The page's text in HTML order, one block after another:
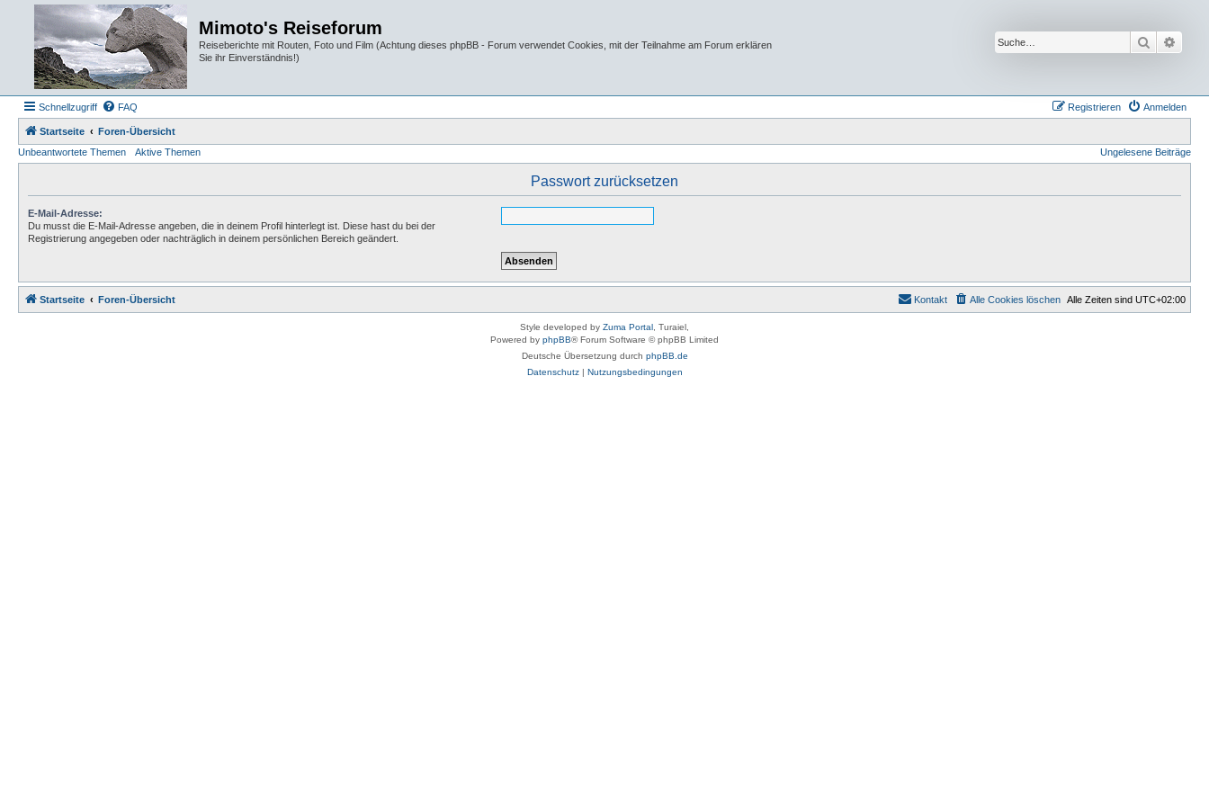
Mimoto's Reiseforum
Reiseberichte mit Routen, Foto und Film (Achtung dieses phpBB - Forum verwendet Cookies, mit der Teilnahme am Forum erklären
Sie ihr Einverständnis!)
Suche
Schnellzugriff FAQ Anmelden
Registrieren
Startseite
Foren-Übersicht
Unbeantwortete Themen
Aktive Themen Ungelesene Beiträge
Passwort zurücksetzen
E-Mail-Adresse:
Du musst die E-Mail-Adresse angeben, die in deinem Profil hinterlegt ist. Diese hast du bei der
Registrierung angegeben oder nachträglich in deinem persönlichen Bereich geändert.
Startseite Foren-Übersicht Alle Zeiten sind UTC+02:00
Alle Cookies löschen
Kontakt
Style developed by Zuma Portal , Turaiel,
Powered by phpBB® Forum Software © phpBB Limited
Deutsche Übersetzung durch phpBB.de
Datenschutz| Nutzungsbedingungen